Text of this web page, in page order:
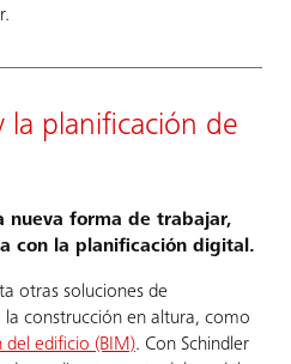
la planificación de
nueva forma de trabajar,
con la planificación digital.
otras soluciones de
construcción en altura, como
edificio (BIM). Con Schindler